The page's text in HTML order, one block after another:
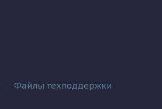
Файлы техподдержки